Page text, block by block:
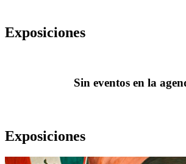
Exposiciones
Sin eventos en la
Exposiciones